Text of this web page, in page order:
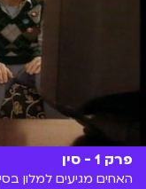
פרק 1 - סין
האחים מגיעים למלון